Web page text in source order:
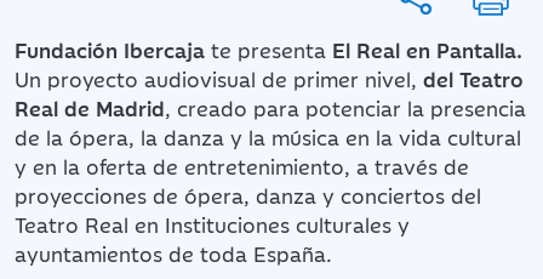
Fundación Ibercaja te presenta El Real en Pantalla.
Un proyecto audiovisual de primer nivel, del Teatro
Real de Madrid, creado para potenciar la presencia
de la ópera, la danza y la música en la vida cultural
y en la oferta de entretenimiento, a través de
proyecciones de ópera, danza y conciertos del
Teatro Real en Instituciones culturales y
ayuntamientos de toda España.